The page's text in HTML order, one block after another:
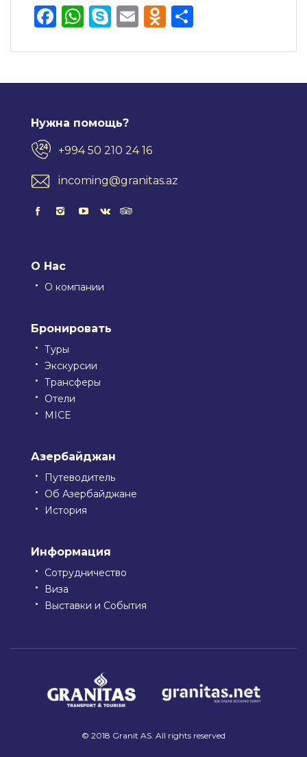
Facebook
WhatsApp
Skype
Email
Нужна помощь?
+994 50 210 24 16
incoming@granitas.az
О Нас
О компании
Бронировать
Туры
Экскурсии
Трансферы
Отели
MICE
Азербайджан
Путеводитель
Об Азербайджане
История
Информация
Сотрудничество
Виза
Выставки и События
© 2018 Granit AS. All rights reserved